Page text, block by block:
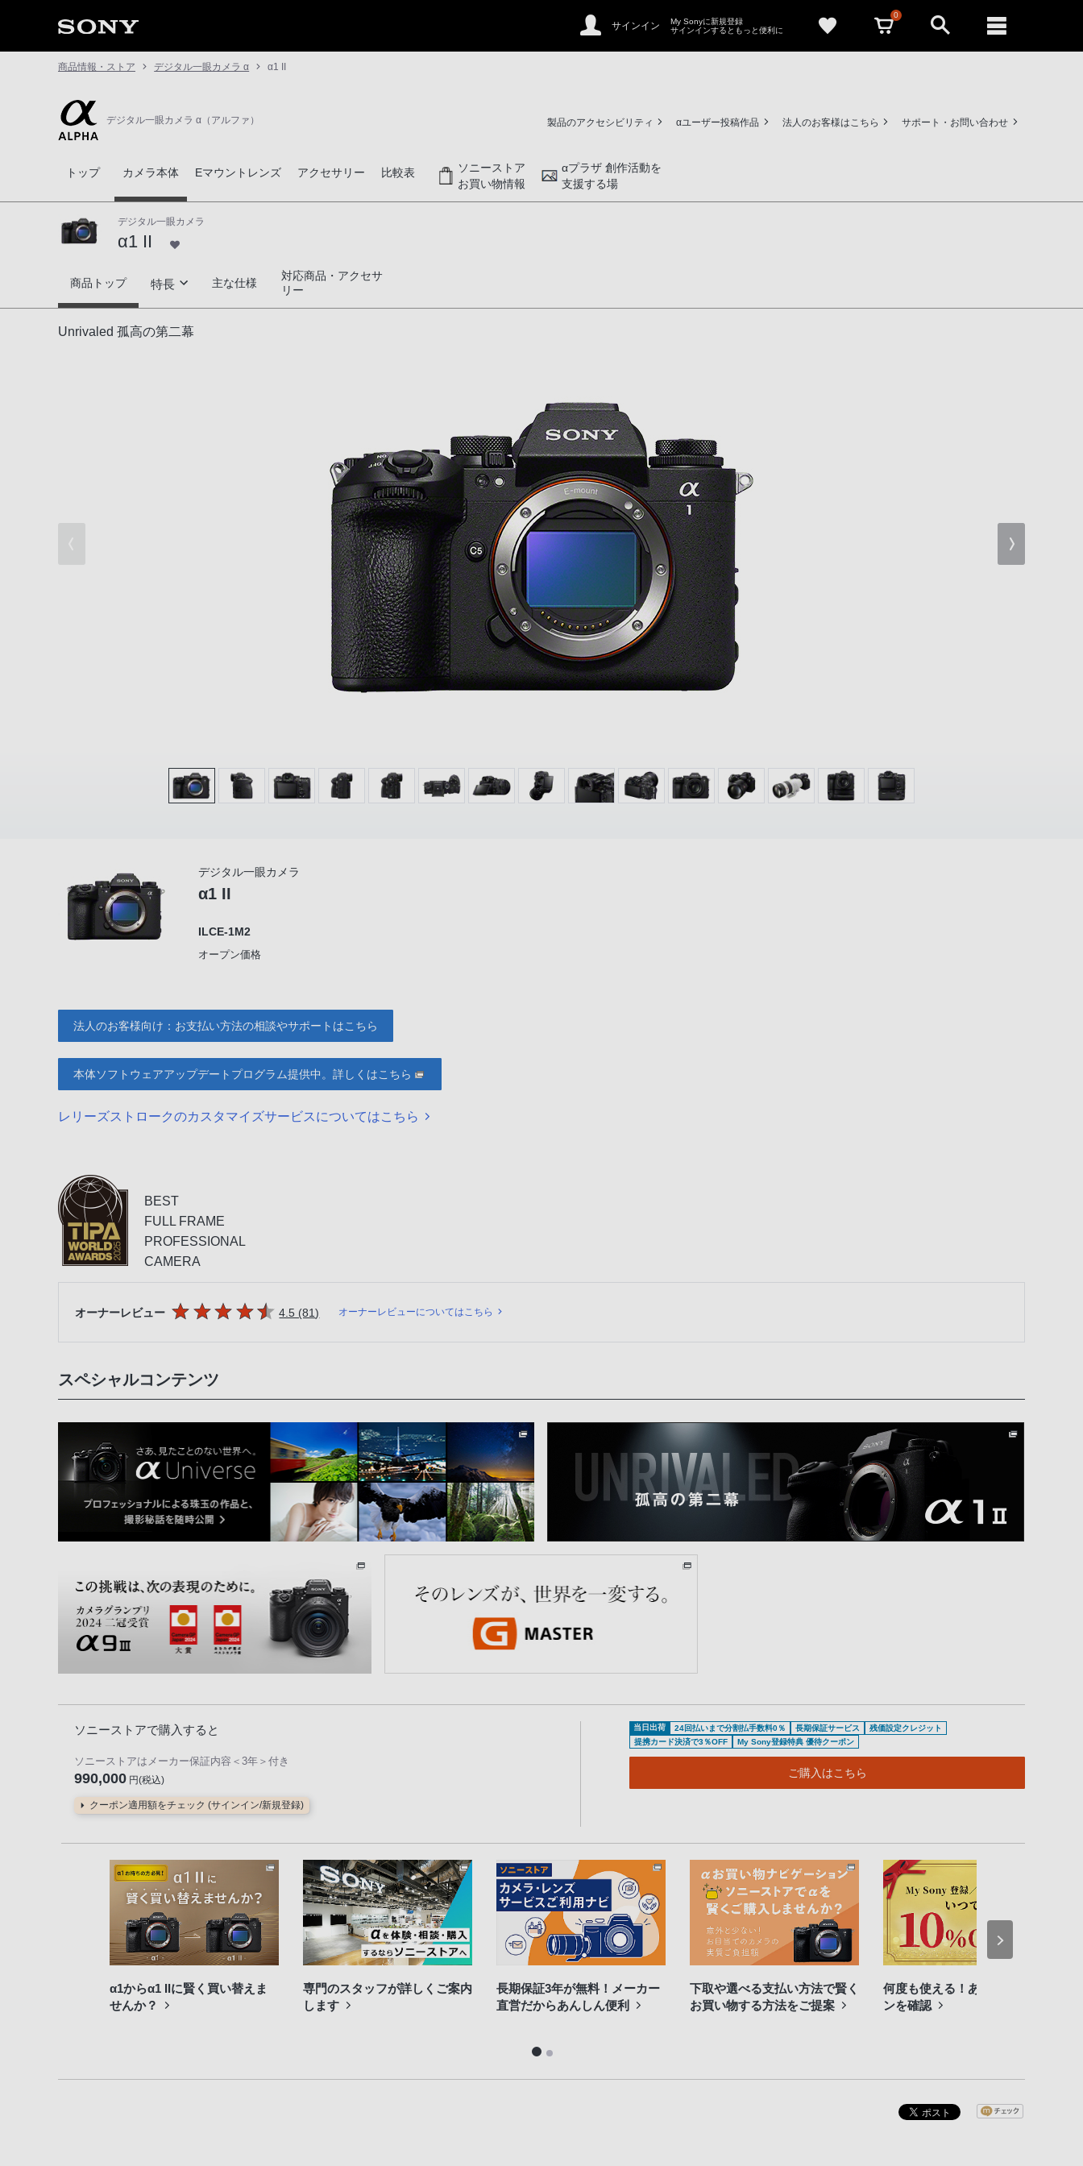
サインイン
My Sonyに新規登録
サインインするともっと便利に
0
商品情報・ストア デジタル一眼カメラ α α1 II
デジタル一眼カメラ α（アルファ） 製品のアクセシビリティ αユーザー投稿作品 法人のお客様はこちら サポート・お問い合わせ
トップ カメラ本体 Eマウントレンズ アクセサリー 比較表
ソニーストア
お買い物情報
αプラザ 創作活動を
支援する場
デジタル一眼カメラ
α1 II
α1 II
商品トップ 特長
高解像×スピードが最新のAIと融合
即納をサポートする高速ワークフローと拡張性
主な仕様
対応商品・アクセサ
リー
Unrivaled 孤高の第二幕
デジタル一眼カメラ
α1 II
ILCE-1M2
オープン価格
法人のお客様向け：お支払い方法の相談やサポートはこちら
本体ソフトウェアアップデートプログラム提供中。詳しくはこちら
レリーズストロークのカスタマイズサービスについてはこちら
BEST
FULL FRAME
PROFESSIONAL
CAMERA
オーナーレビュー 5つの星のうち
4.5 (81件のレビュー
) オーナーレビューについてはこちら
スペシャルコンテンツ
ソニーストアで購入すると
ソニーストアはメーカー保証内容 ＜3年＞ 付き
990,000 円(税込)
クーポン適用額をチェック (サインイン/新規登録)
当日出荷 24回払いまで分割払手数料0％ 長期保証サービス
残価設定クレジット
提携カード決済で3％OFF
My Sony登録特典 優待クーポン
ご購入はこちら
α1からα1 IIに賢く買い替えま
せんか？
専門のスタッフが詳しくご案内
します
長期保証3年が無料！メーカー
直営だからあんしん便利
下取や選べる支払い方法で賢く
お買い物する方法をご提案
何度も使える！あなたのクーポ
ンを確認